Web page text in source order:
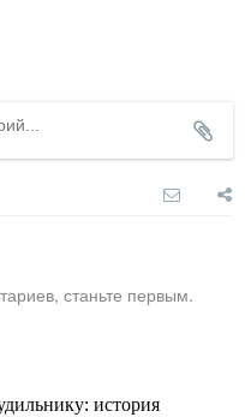
станьте первым.
история